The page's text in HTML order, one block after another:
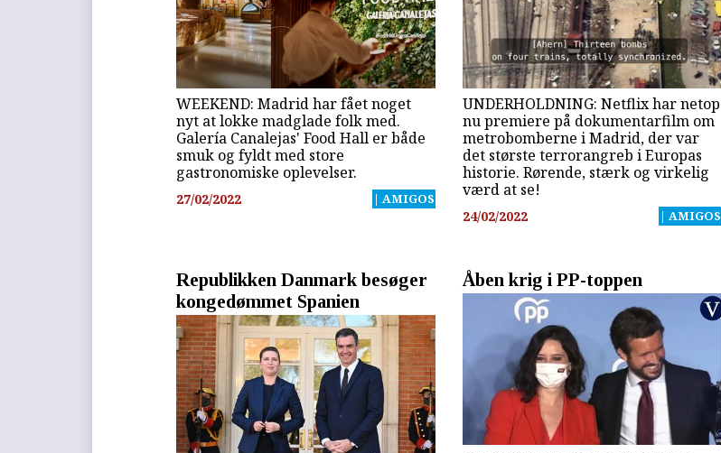
WEEKEND: Madrid har fået noget
nyt at lokke madglade folk med.
Galería Canalejas' Food Hall er både
smuk og fyldt med store
gastronomiske oplevelser.
27/02/2022 | AMIGOS
UNDERHOLDNING: Netflix har netop
nu premiere på dokumentarfilm om
metrobomberne i Madrid, der var
det største terrorangreb i Europas
historie. Rørende, stærk og virkelig
værd at se!
24/02/2022 | AMIGOS
Republikken Danmark besøger
kongedømmet Spanien
Åben krig i PP-toppen